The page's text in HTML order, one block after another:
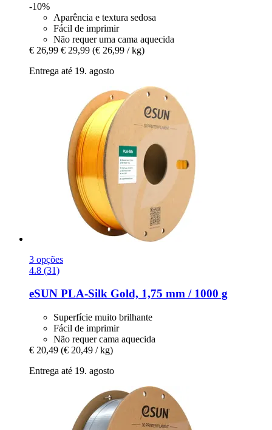
-10%
Aparência e textura sedosa
Fácil de imprimir
Não requer uma cama aquecida
€ 26,99 € 29,99 (€ 26,99 / kg)
Entrega até 19. agosto
3 opções
4.8 (31)
eSUN PLA-​Silk Gold, 1,75 mm / 1000 g
Superfície muito brilhante
Fácil de imprimir
Não requer cama aquecida
€ 20,49 (€ 20,49 / kg)
Entrega até 19. agosto